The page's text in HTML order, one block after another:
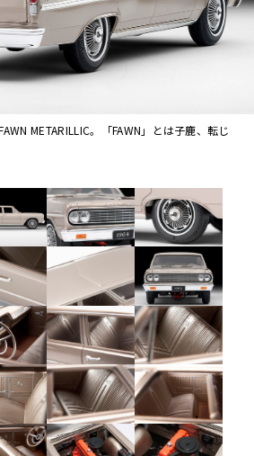
METARILLIC。「FAWN」とは子鹿、転じ